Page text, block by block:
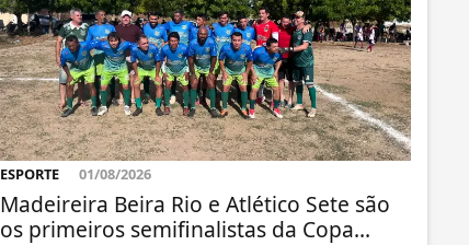
ESPORTE 01/08/2026
Madeireira Beira Rio e Atlético Sete são
os primeiros semifinalistas da Copa...